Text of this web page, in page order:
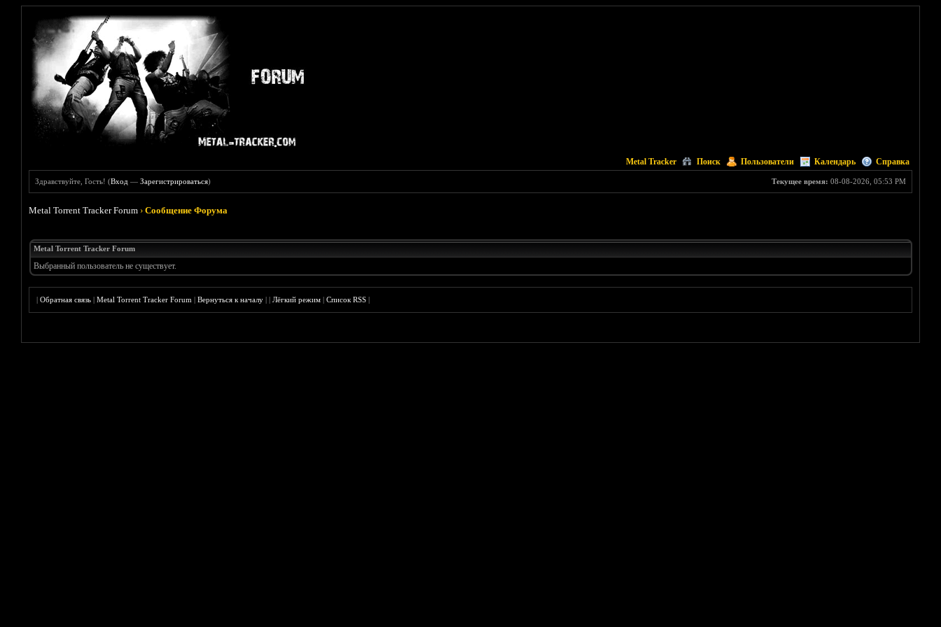
Metal Tracker Поиск Пользователи Календарь Справка
Текущее время: 08-08-2026, 05:53 PM
Здравствуйте, Гость! (Вход —Зарегистрироваться)
Metal Torrent Tracker Forum ›Сообщение Форума
Metal Torrent Tracker Forum
Выбранный пользователь не существует.
|Обратная связь |Metal Torrent Tracker Forum |Вернуться к началу ||Лёгкий режим |Список RSS |